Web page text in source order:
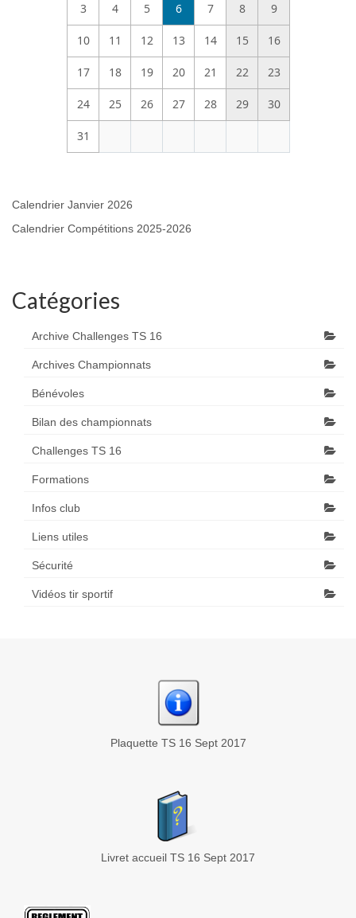
3 4 5 6 7 8 9
10 11 12 13 14 15 16
17 18 19 20 21 22 23
24 25 26 27 28 29 30
31
Calendrier Janvier 2026
Calendrier Compétitions 2025-2026
Catégories
Archive Challenges TS 16
Archives Championnats
Bénévoles
Bilan des championnats
Challenges TS 16
Formations
Infos club
Liens utiles
Sécurité
Vidéos tir sportif
Plaquette TS 16 Sept 2017
Livret accueil TS 16 Sept 2017